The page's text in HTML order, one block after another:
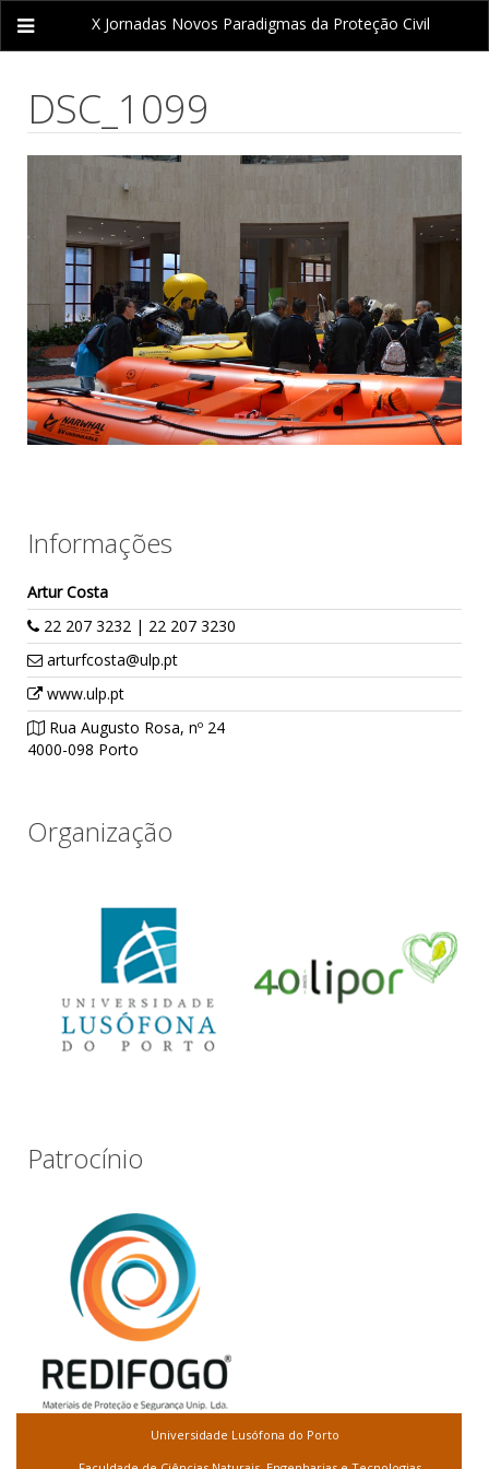
X Jornadas Novos Paradigmas da Proteção Civil
DSC_1099
Informações
Artur Costa
22 207 3232 | 22 207 3230
arturfcosta@ulp.pt
www.ulp.pt
Rua Augusto Rosa, nº 24
4000-098 Porto
Organização
Patrocínio
Universidade Lusófona do Porto